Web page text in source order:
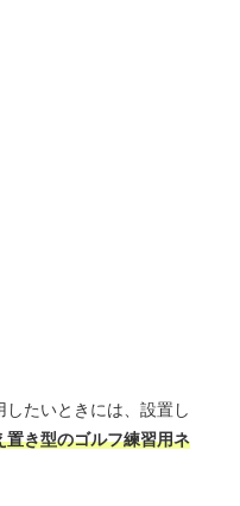
たいときには、設置し
き型のゴルフ練習用ネ